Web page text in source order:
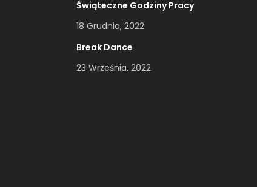
Świąteczne Godziny Pracy
18 Grudnia, 2022
Break Dance
23 Września, 2022